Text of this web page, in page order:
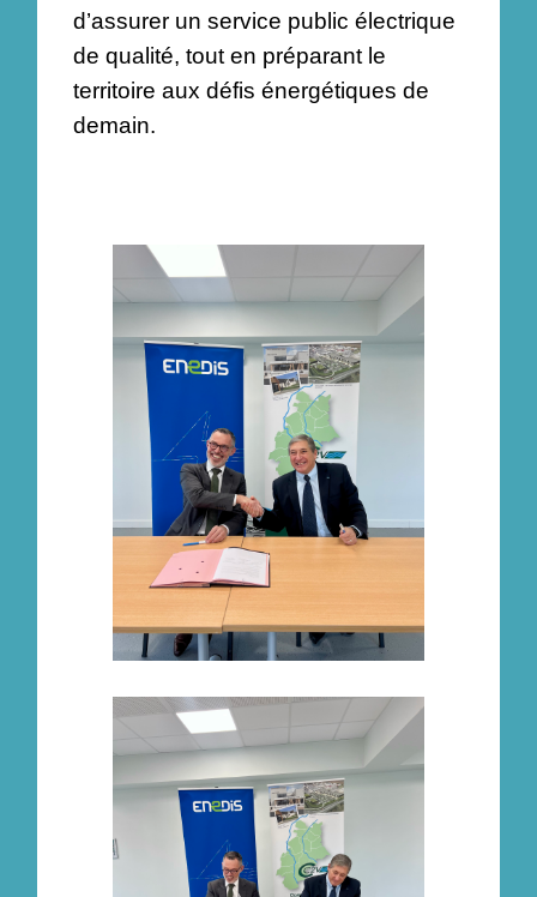
d’assurer un service public électrique
de qualité, tout en préparant le
territoire aux défis énergétiques de
demain.